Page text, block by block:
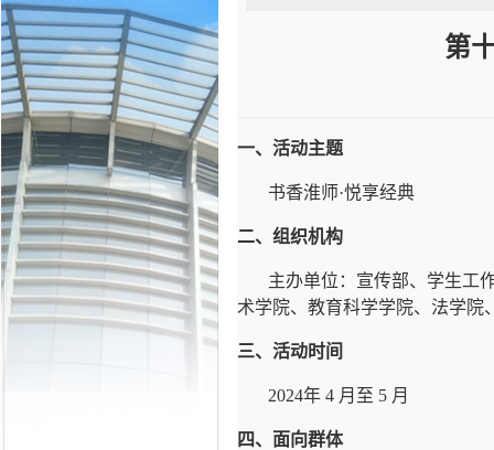
第
一、活动主题
书香淮师·悦享经典
二、组织机构
主办单位：宣传部、学生工
术学院、教育科学学院、法学院
三、活动时间
2024年 4 月至 5 月
四、面向群体